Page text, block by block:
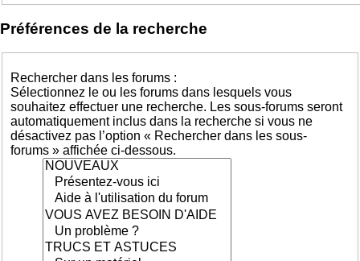
Préférences de la recherche
Rechercher dans les forums :
Sélectionnez le ou les forums dans lesquels vous
souhaitez effectuer une recherche. Les sous-forums seront
automatiquement inclus dans la recherche si vous ne
désactivez pas l’option « Rechercher dans les sous-
forums » affichée ci-dessous.